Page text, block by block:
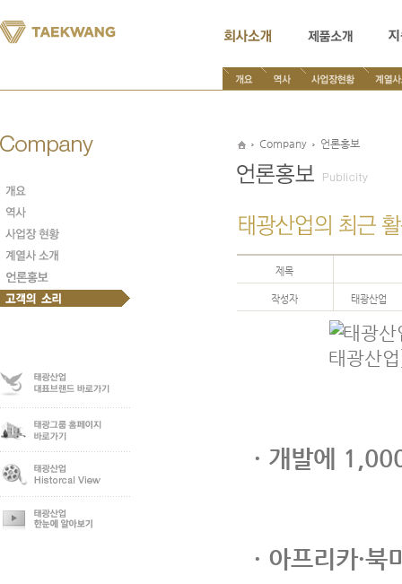
문
내
용
기
Company 언론홍보
제목
작성자 태광산업
· 개발에
· 아프리카·